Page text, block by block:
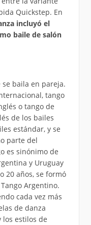
Quickstep. En
incluyó el
baile de salón
baila en pareja.
tango
o tango de
de los bailes
estándar, y se
parte del
es sinónimo de
y Uruguay
20 años, se formó
Argentino.
cada vez más
de danza
los estilos de